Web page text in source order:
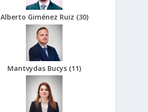
Alberto Giménez Ruiz (30)
Mantvydas Bucys (11)